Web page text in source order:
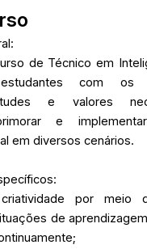
de Técnico em
com os
e valores
e
em diversos cenários.
por meio
de